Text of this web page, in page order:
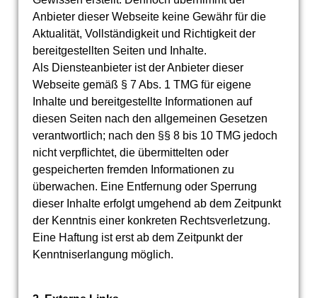
Anbieter dieser Webseite keine Gewähr für die
Aktualität, Vollständigkeit und Richtigkeit der
bereitgestellten Seiten und Inhalte.
Als Diensteanbieter ist der Anbieter dieser
Webseite gemäß § 7 Abs. 1 TMG für eigene
Inhalte und bereitgestellte Informationen auf
diesen Seiten nach den allgemeinen Gesetzen
verantwortlich; nach den §§ 8 bis 10 TMG jedoch
nicht verpflichtet, die übermittelten oder
gespeicherten fremden Informationen zu
überwachen. Eine Entfernung oder Sperrung
dieser Inhalte erfolgt umgehend ab dem Zeitpunkt
der Kenntnis einer konkreten Rechtsverletzung.
Eine Haftung ist erst ab dem Zeitpunkt der
Kenntniserlangung möglich.